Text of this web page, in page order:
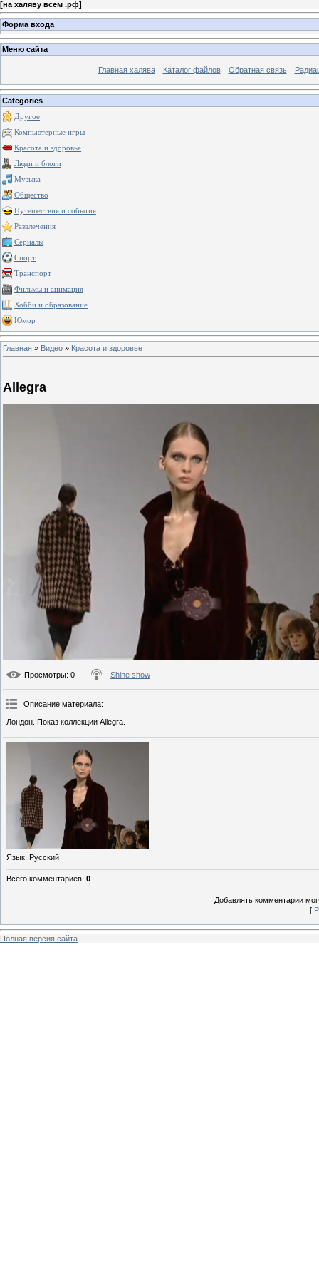
[на халяву всем .рф]
Форма входа
Меню сайта
Главная халява Каталог файлов Обратная связь
Categories
Другое
Компьютерные игры
Красота и здоровье
Люди и блоги
Музыка
Общество
Путешествия и события
Развлечения
Сериалы
Спорт
Транспорт
Фильмы и анимация
Хобби и образование
Юмор
Главная » Видео » Красота и здоровье
Allegra
Просмотры: 0 Shine show
Описание материала:
Лондон. Показ коллекции Allegra.
Язык: Русский
Всего комментариев: 0
Добавлять комментарии
[
Полная версия сайта